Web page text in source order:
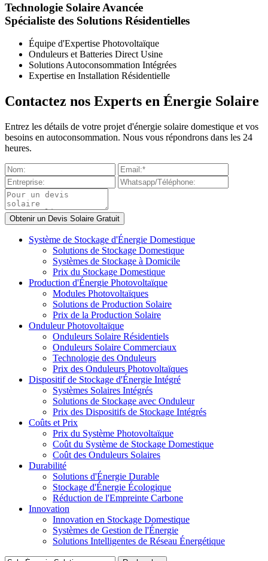
Technologie Solaire Avancée
Spécialiste des Solutions Résidentielles
Équipe d'Expertise Photovoltaïque
Onduleurs et Batteries Direct Usine
Solutions Autoconsommation Intégrées
Expertise en Installation Résidentielle
Contactez nos Experts en Énergie Solaire
Entrez les détails de votre projet d'énergie solaire domestique et vos
besoins en autoconsommation. Nous vous répondrons dans les 24
heures.
Système de Stockage d'Énergie Domestique
Solutions de Stockage Domestique
Systèmes de Stockage à Domicile
Prix du Stockage Domestique
Production d'Énergie Photovoltaïque
Modules Photovoltaïques
Solutions de Production Solaire
Prix de la Production Solaire
Onduleur Photovoltaïque
Onduleurs Solaire Résidentiels
Onduleurs Solaire Commerciaux
Technologie des Onduleurs
Prix des Onduleurs Photovoltaïques
Dispositif de Stockage d'Énergie Intégré
Systèmes Solaires Intégrés
Solutions de Stockage avec Onduleur
Prix des Dispositifs de Stockage Intégrés
Coûts et Prix
Prix du Système Photovoltaïque
Coût du Système de Stockage Domestique
Coût des Onduleurs Solaires
Durabilité
Solutions d'Énergie Durable
Stockage d'Énergie Écologique
Réduction de l'Empreinte Carbone
Innovation
Innovation en Stockage Domestique
Systèmes de Gestion de l'Énergie
Solutions Intelligentes de Réseau Énergétique